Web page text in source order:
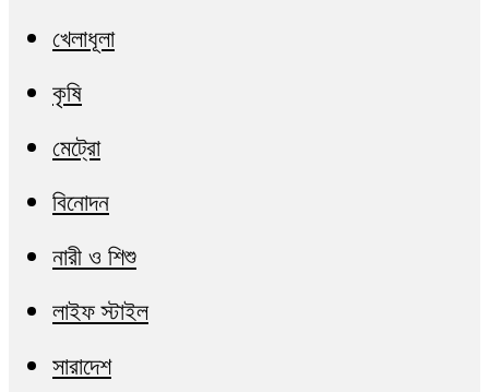
খেলাধূলা
কৃষি
মেট্রো
বিনোদন
নারী ও শিশু
লাইফ স্টাইল
সারাদেশ